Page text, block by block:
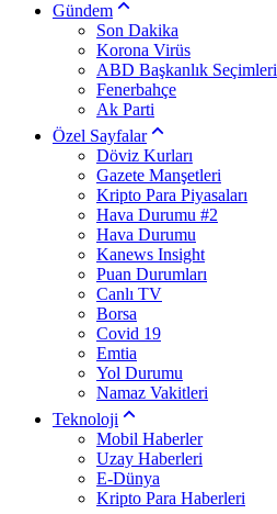
Gündem
Son Dakika
Korona Virüs
ABD Başkanlık Seçimleri
Fenerbahçe
Ak Parti
Özel Sayfalar
Döviz Kurları
Gazete Manşetleri
Kripto Para Piyasaları
Hava Durumu #2
Hava Durumu
Kanews Insight
Puan Durumları
Canlı TV
Borsa
Covid 19
Emtia
Yol Durumu
Namaz Vakitleri
Teknoloji
Mobil Haberler
Uzay Haberleri
E-Dünya
Kripto Para Haberleri